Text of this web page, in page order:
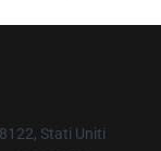
Stati Uniti